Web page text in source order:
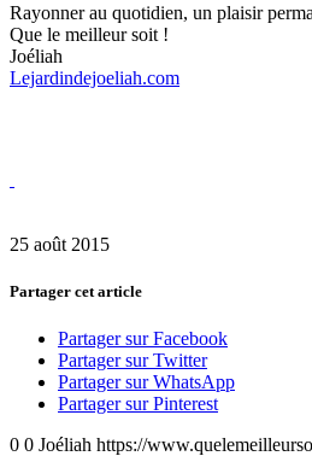
Rayonner au quotidien, un plaisir
Que le meilleur soit !
Joéliah
Lejardindejoeliah.com
25 août 2015
Partager cet article
Partager sur Facebook
Partager sur Twitter
Partager sur WhatsApp
Partager sur Pinterest
0 0 Joéliah https://